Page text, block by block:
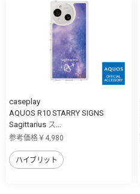
caseplay
AQUOS R10 STARRY SIGNS
Sagittarius ス...
参考価格￥4,980
ハイブリット